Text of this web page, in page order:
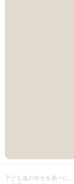
子ども達の幸せを第一に。